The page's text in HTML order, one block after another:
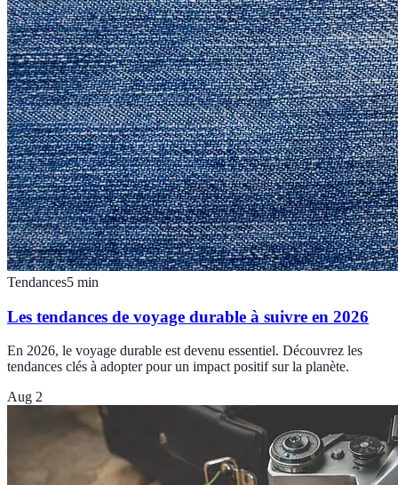
Tendances5 min
Les tendances de voyage durable à suivre en 2026
En 2026, le voyage durable est devenu essentiel. Découvrez les
tendances clés à adopter pour un impact positif sur la planète.
Aug 2